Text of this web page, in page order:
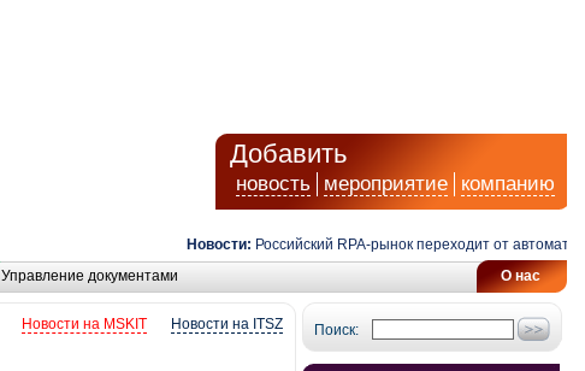
Добавить
новость мероприятие компанию
Новости: Российский RPA-рынок переходит от
О нас
Управление документами
Поиск:
Новости на ITSZ
Новости на MSKIT